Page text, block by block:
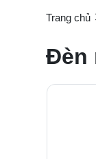
Trang chủ
Đèn